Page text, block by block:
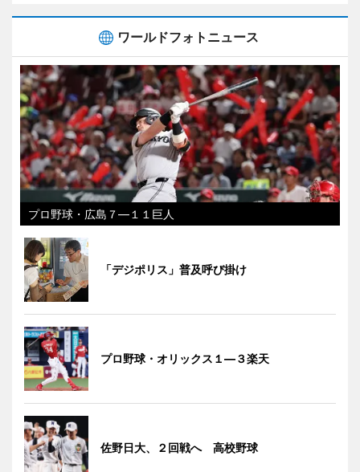
ワールドフォトニュース
プロ野球・広島７―１１巨人
「デジポリス」普及呼び掛け
プロ野球・オリックス１―３楽天
佐野日大、２回戦へ 高校野球